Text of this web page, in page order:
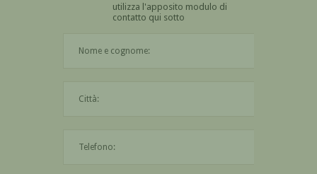
utilizza l'apposito modulo di
contatto qui sotto